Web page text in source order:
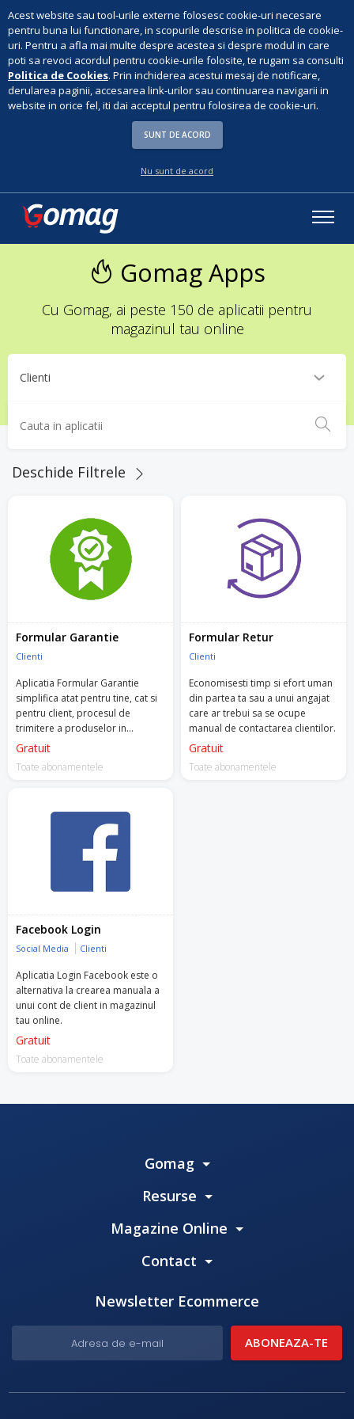
Acest website sau tool-urile externe folosesc cookie-uri necesare
pentru buna lui functionare, in scopurile descrise in politica de cookie-
uri. Pentru a afla mai multe despre acestea si despre modul in care
poti sa revoci acordul pentru cookie-urile folosite, te rugam sa consulti
Politica de Cookies. Prin inchiderea acestui mesaj de notificare,
derularea paginii, accesarea link-urilor sau continuarea navigarii in
website in orice fel, iti dai acceptul pentru folosirea de cookie-uri.
SUNT DE ACORD
Nu sunt de acord
Gomag Apps
Cu Gomag, ai peste 150 de aplicatii pentru
magazinul tau online
Deschide Filtrele
Formular Garantie
Clienti
Aplicatia Formular Garantie
simplifica atat pentru tine, cat si
pentru client, procesul de
trimitere a produselor in
garantie.
Gratuit
Toate abonamentele
Formular Retur
Clienti
Economisesti timp si efort uman
din partea ta sau a unui angajat
care ar trebui sa se ocupe
manual de contactarea clientilor.
Gratuit
Toate abonamentele
Facebook Login
Social Media Clienti
Aplicatia Login Facebook este o
alternativa la crearea manuala a
unui cont de client in magazinul
tau online.
Gratuit
Toate abonamentele
Gomag
Resurse
Magazine Online
Contact
Newsletter Ecommerce